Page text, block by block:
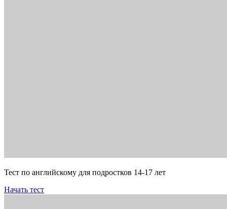
Тест по английскому для подростков 14-17 лет
Начать тест